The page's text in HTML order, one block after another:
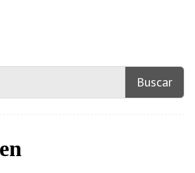
Buscar